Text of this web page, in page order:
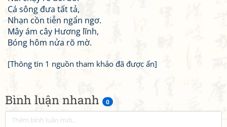
Bình luận nhanh 0
Cá sông đưa tất tả,
Nhạn cồn tiễn ngẩn ngơ.
Mây ám cây Hương lĩnh,
Bóng hôm nửa rõ mờ.
[Thông tin 1 nguồn tham khảo đã được ẩn]